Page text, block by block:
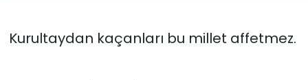
Kurultaydan kaçanları bu millet affetmez.